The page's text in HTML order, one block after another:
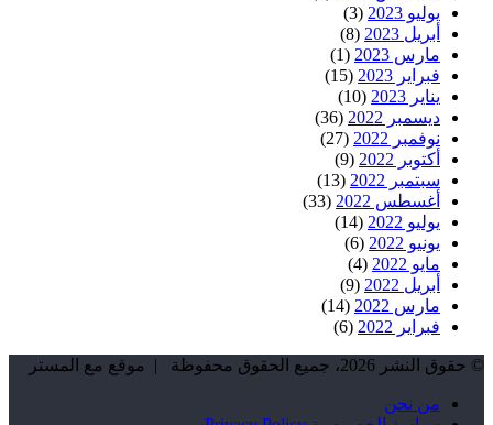
يوليو 2023
(3)
أبريل 2023
(8)
مارس 2023
(1)
فبراير 2023
(15)
يناير 2023
(10)
ديسمبر 2022
(36)
نوفمبر 2022
(27)
أكتوبر 2022
(9)
سبتمبر 2022
(13)
أغسطس 2022
(33)
يوليو 2022
(14)
يونيو 2022
(6)
مايو 2022
(4)
أبريل 2022
(9)
مارس 2022
(14)
فبراير 2022
(6)
© حقوق النشر 2026، جميع الحقوق محفوظة | موقع مع المستر
من نحن